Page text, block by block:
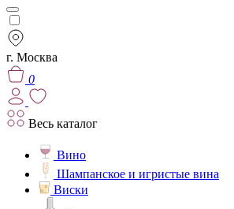
г. Москва
0
Весь каталог
Вино
Шампанское и игристые вина
Виски